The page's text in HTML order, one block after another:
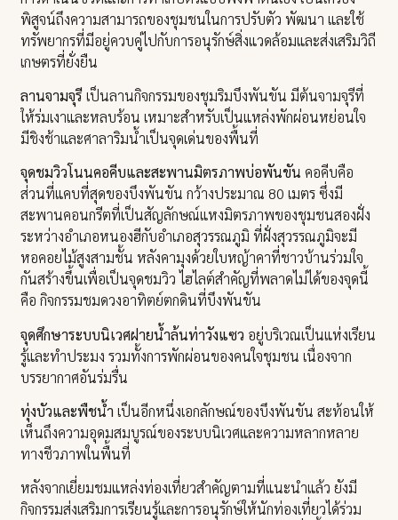
พิสูจน์ถึงความสามารถของชุมชนในการปรับตัว พัฒนา และใช้
ทรัพยากรที่มีอยู่ควบคู่ไปกับการอนุรักษ์สิ่งแวดล้อมและส่งเสริมวิถี
เกษตรที่ยั่งยืน
ลานจามจุรีเป็นลานกิจกรรมของชุมริมบึงพันขัน มีต้นจามจุรีที่
ให้ร่มเงาและหลบร้อน เหมาะสำหรับเป็นแหล่งพักผ่อนหย่อนใจ
มีชิงช้าและศาลาริมน้ำเป็นจุดเด่นของพื้นที่
จุดชมวิวโนนคอคีบและสะพานมิตรภาพบ่อพันขัน คอคีบคือ
ส่วนที่แคบที่สุดของบึงพันขัน กว้างประมาณ 80 เมตร ซึ่งมี
สะพานคอนกรีตที่เป็นสัญลักษณ์แหงมิตรภาพของชุมชนสองฝั่ง
ระหว่างอำเภอหนองฮีกับอำเภอสุวรรณภูมิ ที่ฝั่งสุวรรณภูมิจะมี
หอคอยไม้สูงสามชั้น หลังคามุงด้วยใบหญ้าคาที่ชาวบ้านร่วมใจ
กันสร้างขึ้นเพื่อเป็นจุดชมวิว ไฮไลต์สำคัญที่พลาดไม่ได้ของจุดนี้
คือ กิจกรรมชมดวงอาทิตย์ตกดินที่บึงพันขัน
จุดศึกษาระบบนิเวศฝายน้ำล้นท่าวังแซว อยู่บริเวณเป็นแห่งเรียน
รู้และทำประมง รวมทั้งการพักผ่อนของคนใจชุมชน เนื่องจาก
บรรยากาศอันร่มรื่น
ทุ่งบัวและพืชน้ำเป็นอีกหนึ่งเอกลักษณ์ของบึงพันขัน สะท้อนให้
เห็นถึงความอุดมสมบูรณ์ของระบบนิเวศและความหลากหลาย
ทางชีวภาพในพื้นที่
หลังจากเยี่ยมชมแหล่งท่องเที่ยวสำคัญตามที่แนะนำแล้ว ยังมี
กิจกรรมส่งเสริมการเรียนรู้และการอนุรักษ์ให้นักท่องเที่ยวได้ร่วม